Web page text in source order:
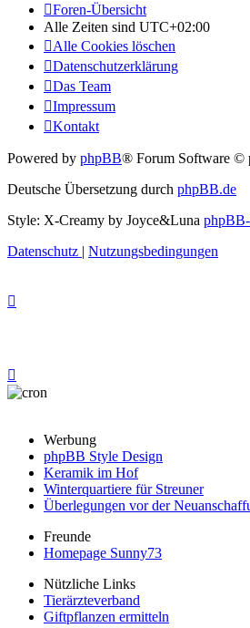
Foren-Übersicht
Alle Zeiten sind UTC+02:00
Alle Cookies löschen
Datenschutzerklärung
Das Team
Impressum
Kontakt
Powered by phpBB® Forum Software ©
Deutsche Übersetzung durch phpBB.de
Style: X-Creamy by Joyce&Luna
Datenschutz | Nutzungsbedingungen
Werbung
phpBB Style Design
Keramik im Hof
Winterquartiere für Streuner
Überlegungen vor der
Freunde
Homepage Sunny73
Nützliche Links
Tierärzteverband
Giftpflanzen ermitteln